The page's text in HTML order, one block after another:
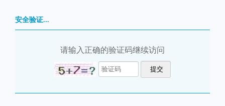
安全验证...
请输入正确的验证码继续访问